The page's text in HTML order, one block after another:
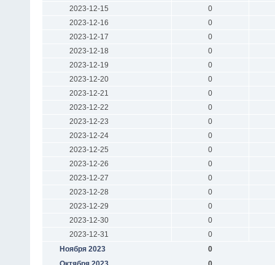
2023-12-15
0
2023-12-16
0
2023-12-17
0
2023-12-18
0
2023-12-19
0
2023-12-20
0
2023-12-21
0
2023-12-22
0
2023-12-23
0
2023-12-24
0
2023-12-25
0
2023-12-26
0
2023-12-27
0
2023-12-28
0
2023-12-29
0
2023-12-30
0
2023-12-31
0
Ноября 2023
0